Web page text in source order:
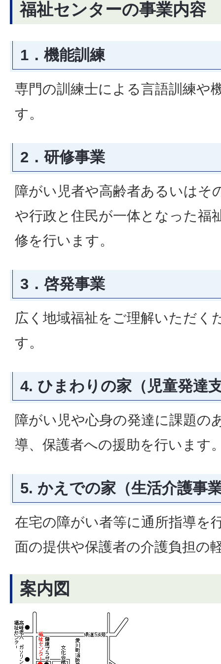
福祉センターの事業内容
1．機能訓練
専門の訓練士による言語訓練や
す。
2．研修事業
障がい児者や高齢者あるいはそ
や行政と住民が一体となった福
修を行います。
3．啓発事業
広く地域福祉をご理解いただく
す。
4. ひまわりの家（児童発達
障がい児や心身の発達に課題の
導、保護者への援助を行います
5. かえでの家（生活介護事
在宅の障がい者等に通所指導を
面の提供や保護者の介護負担の
案内図